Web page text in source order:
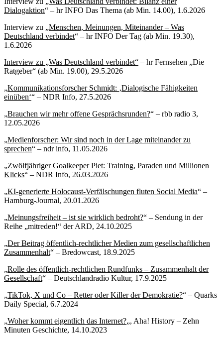
Dialogaktion“ – hr INFO Das Thema (ab Min. 14.00), 1.6.2026
Interview zu „Menschen, Meinungen, Miteinander – Was
Deutschland verbindet“ – hr INFO Der Tag (ab Min. 19.30),
1.6.2026
Interview zu „Was Deutschland verbindet“ – hr Fernsehen „Die
Ratgeber“ (ab Min. 19.00), 29.5.2026
„Kommunikationsforscher Schmidt: ‚Dialogische Fähigkeiten
einüben‘“ – NDR Info, 27.5.2026
„Brauchen wir mehr offene Gesprächsrunden?“ – rbb radio 3,
12.05.2026
„Medienforscher: Wir sind noch in der Lage miteinander zu
sprechen“ – ndr info, 11.05.2026
„Zwölfjähriger Goalkeeper Piet: Training, Paraden und Millionen
Klicks“ – NDR Info, 26.03.2026
„KI-generierte Holocaust-Verfälschungen fluten Social Media“ –
Hamburg-Journal, 20.01.2026
„Meinungsfreiheit – ist sie wirklich bedroht?“ – Sendung in der
Reihe „mitreden!“ der ARD, 24.10.2025
„Der Beitrag öffentlich-rechtlicher Medien zum gesellschaftlichen
Zusammenhalt“ – Bredowcast, 18.9.2025
„Rolle des öffentlich-rechtlichen Rundfunks – Zusammenhalt der
Gesellschaft“ – Deutschlandradio Kultur, 17.9.2025
„TikTok, X und Co – Retter oder Killer der Demokratie?“ – Quarks
Daily Special, 6.7.2024
„Woher kommt eigentlich das Internet?„, Aha! History – Zehn
Minuten Geschichte, 14.10.2023